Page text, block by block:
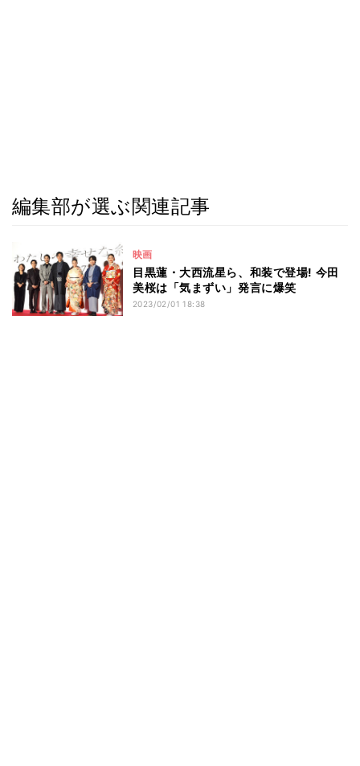
編集部が選ぶ関連記事
映画
目黒蓮・大西流星ら、和装で登場! 今田
美桜は「気まずい」発言に爆笑
2023/02/01 18:38